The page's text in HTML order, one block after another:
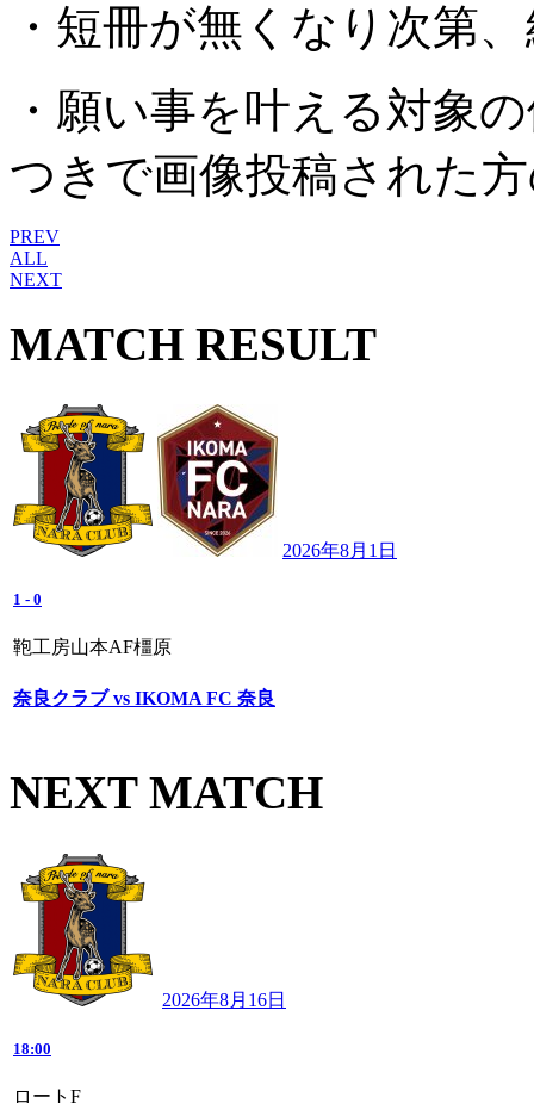
・短冊が無くなり次第
・願い事を叶える対象
つきで画像投稿された
PREV
ALL
NEXT
MATCH RESULT
2026年8月1日
1 - 0
鞄工房山本AF橿原
奈良クラブ vs IKOMA FC 奈良
NEXT MATCH
2026年8月16日
18:00
ロートF